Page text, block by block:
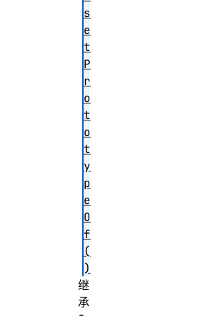
s
e
t
P
r
o
t
o
t
y
p
e
O
f
(
)
继
承